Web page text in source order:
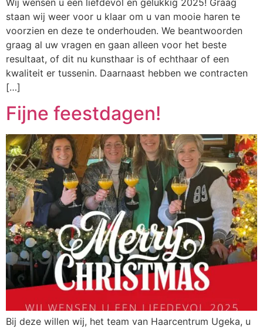
staan wij weer voor u klaar om u van mooie haren te
voorzien en deze te onderhouden. We beantwoorden
graag al uw vragen en gaan alleen voor het beste
resultaat, of dit nu kunsthaar is of echthaar of een
kwaliteit er tussenin. Daarnaast hebben we contracten
[…]
Fijne feestdagen!
Bij deze willen wij, het team van Haarcentrum Ugeka, u